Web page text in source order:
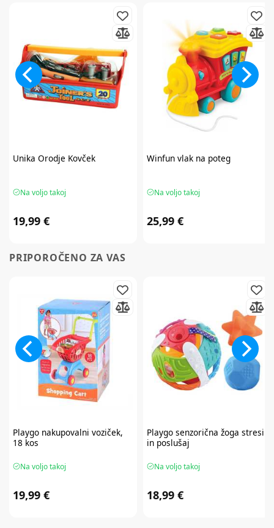
Unika Orodje Kovček
Na voljo takoj
19,99 €
Winfunvlak na poteg
Na voljo takoj
25,99 €
PRIPOROČENO ZA VAS
Playgonakupovalni voziček,
18 kos
Na voljo takoj
19,99 €
Playgo senzorična žoga stresi
in poslušaj
Na voljo takoj
18,99 €